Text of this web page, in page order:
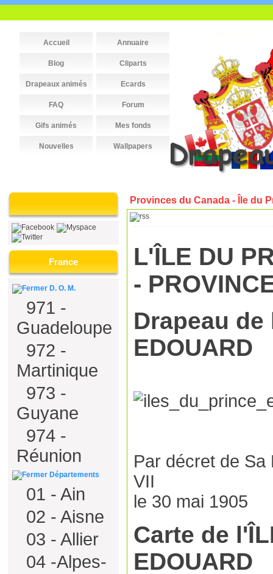
Accueil Annuaire
Blog Cliparts
Drapeaux animés Ecards
FAQ Forum
Gifs animés Mes fonds
Nouvelles Wallpapers
France
D. O. M.
971 -
Guadeloupe
972 -
Martinique
973 -
Guyane
974 -
Réunion
Départements
01 - Ain
02 - Aisne
03 - Allier
04 -Alpes-
Provinces du Canada - Île du
L'ÎLE DU
-
Drapeau de
EDOUARD
Par décret de Sa
VII
le 30 mai 1905
Carte de
EDOUARD